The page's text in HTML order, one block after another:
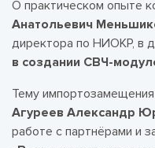
О практическом опыте
Анатольевич
директора по НИОКР, в
в создании СВЧ-
Тему
Агуреев Александр
работе с партнёрами и